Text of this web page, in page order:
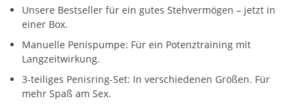
Unsere Bestseller für ein gutes Stehvermögen – jetzt in
einer Box.
Manuelle Penispumpe: Für ein Potenztraining mit
Langzeitwirkung.
3-teiliges Penisring-Set: In verschiedenen Größen. Für
mehr Spaß am Sex.